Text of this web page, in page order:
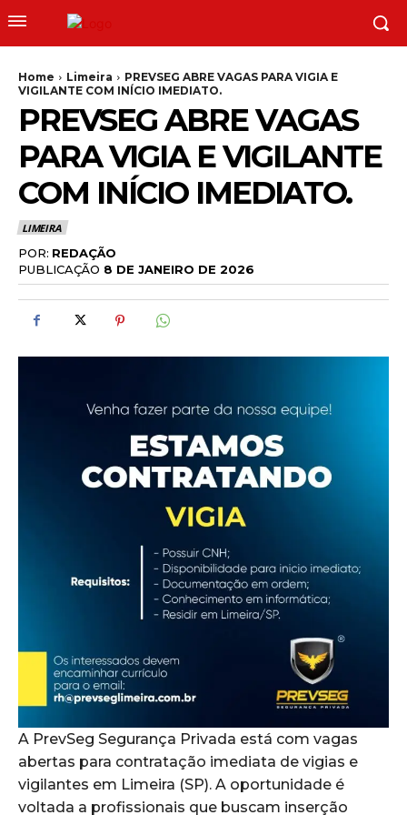
Home Limeira
PREVSEG ABRE VAGAS PARA VIGIA E
VIGILANTE COM INÍCIO IMEDIATO.
PREVSEG ABRE VAGAS
PARA VIGIA E VIGILANTE
COM INÍCIO IMEDIATO.
LIMEIRA
POR: REDAÇÃO
PUBLICAÇÃO 8 DE JANEIRO DE 2026
A PrevSeg Segurança Privada está com vagas
abertas para contratação imediata de vigias e
vigilantes em Limeira (SP). A oportunidade é
voltada a profissionais que buscam inserção